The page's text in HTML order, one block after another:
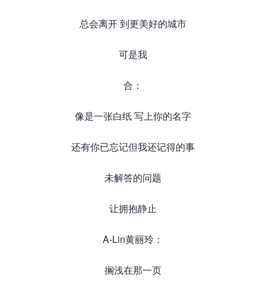
总会离开 到更美好的城市
可是我
合：
像是一张白纸 写上你的名字
还有你已忘记但我还记得的事
未解答的问题
让拥抱静止
A-Lin黄丽玲：
搁浅在那一页